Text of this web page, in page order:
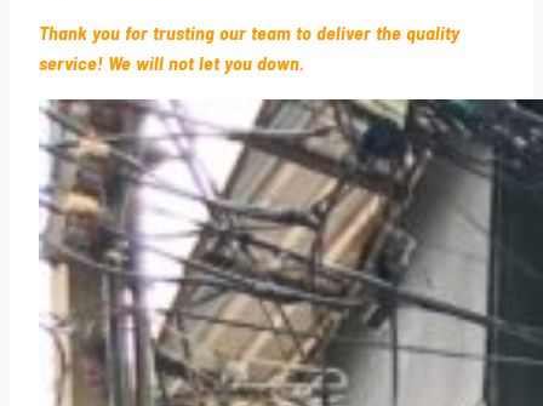
Thank you for trusting our team to deliver the quality
service! We will not let you down.